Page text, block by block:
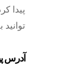
پیدا
آدرس